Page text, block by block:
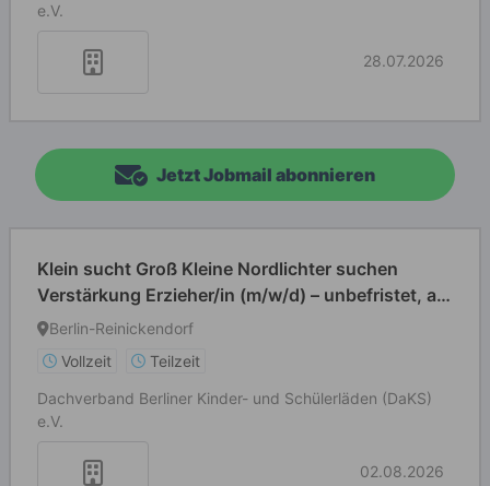
e.V.
28.07.2026
Jetzt Jobmail abonnieren
Klein sucht Groß Kleine Nordlichter suchen
Verstärkung Erzieher/in (m/w/d) – unbefristet, ab
sofort, 20–40 Std./Woche
Berlin-Reinickendorf
Vollzeit
Teilzeit
Dachverband Berliner Kinder- und Schülerläden (DaKS)
e.V.
02.08.2026